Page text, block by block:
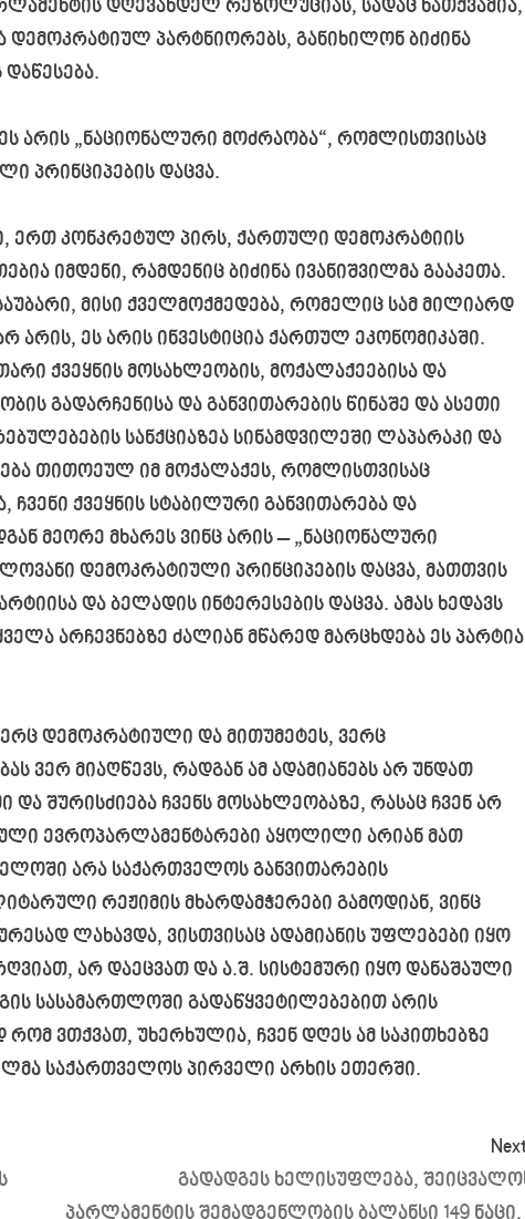
დღევანდელ რეზოლუციას, სადაც ნათქვამია,
პარტნიორებს, განიხილონ ბიძინა
არის „ნაციონალური მოძრაობა“, რომლისთვისაც
პრინციპების დაცვა.
ერთ კონკრეტულ პირს, ქართული დემოკრატიის
იმდენი, რამდენიც ბიძინა ივანიშვილმა გააკეთა.
მისი ქველმოქმედება, რომელიც სამ მილიარდ
არის, ეს არის ინვესტიცია ქართულ ეკონომიკაში.
ქვეყნის მოსახლეობის, მოქალაქეებისა და
გადარჩენისა და განვითარების წინაშე და ასეთი
სანქციაზეა სინამდვილეში ლაპარაკი და
თითოეულ იმ მოქალაქეს, რომლისთვისაც
ქვეყნის სტაბილური განვითარება და
მეორე მხარეს ვინც არის – „ნაციონალური
დემოკრატიული პრინციპების დაცვა, მათთვის
და ბელადის ინტერესების დაცვა. ამას ხედავს
არჩევნებზე ძალიან მწარედ მარცხდება ეს პარტია
დემოკრატიული და მითუმეტეს, ვერც
ვერ მიაღწევს, რადგან ამ ადამიანებს არ უნდათ
შურისძიება ჩვენს მოსახლეობაზე, რასაც ჩვენ არ
ევროპარლამენტარები აყოლილი არიან მათ
არა საქართველოს განვითარების
რეჟიმის მხარდამჭერები გამოდიან, ვინც
ლახავდა, ვისთვისაც ადამიანის უფლებები იყო
არ დაეცვათ და ა.შ. სისტემური იყო დანაშაული
სასამართლოში გადაწყვეტილებებით არის
ვთქვათ, უხერხულია, ჩვენ დღეს ამ საკითხებზე
საქართველოს პირველი არხის ეთერში.
გადადგეს ხელისუფლება,
პარლამენტის შემადგენლობის ბალანსი 149 ნაცი,